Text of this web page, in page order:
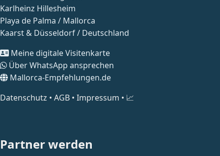
¿Le gustaría anunciarse en mi mapa general de
la Playa de Palma?
Descubra la Playa de Palma como nunca antes – con
nuestro exclusivo mapa general totalmente
personalizable. Le ofrecemos la oportunidad de
presentar su publicidad y su empresa directamente
en este mapa. 100% personalizable.
Personalización:Colores, entradas y
bares, discotecas, tiendas y mucho más.
Branding:Integración de su logotipo y
Karlheinz Hillesheim
Playa de Palma / Mallorca
Kaarst & Düsseldorf / Deutschland
Meine digitale Visitenkarte
Über WhatsApp ansprechen
Mallorca-Empfehlungen.de
Datenschutz • AGB • Impressum • 📈
Partner werden